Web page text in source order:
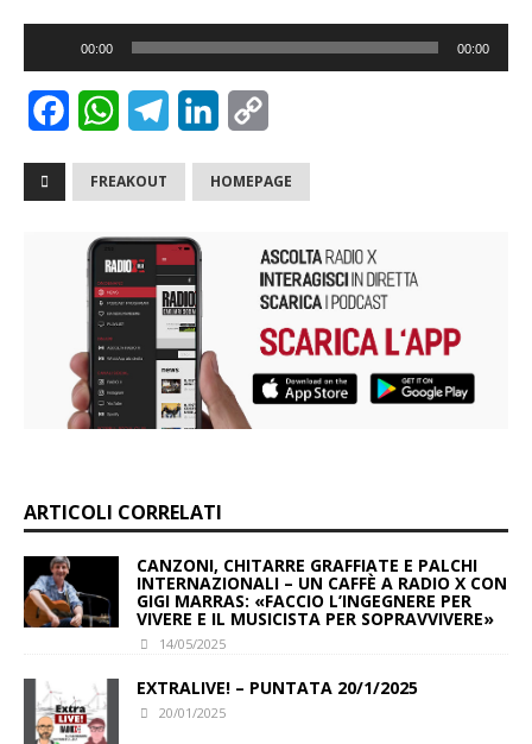
Player
00:00 00:00
o
k
W
a
t
s
A
p
p
e
g
r
a
m
n
n
p
L
i
n
k
FREAKOUT HOMEPAGE
ARTICOLI CORRELATI
CANZONI, CHITARRE GRAFFIATE E PALCHI
INTERNAZIONALI – UN CAFFÈ A RADIO X CON
GIGI MARRAS: «FACCIO L’INGEGNERE PER
VIVERE E IL MUSICISTA PER SOPRAVVIVERE»
14/05/2025
EXTRALIVE! – PUNTATA 20/1/2025
20/01/2025